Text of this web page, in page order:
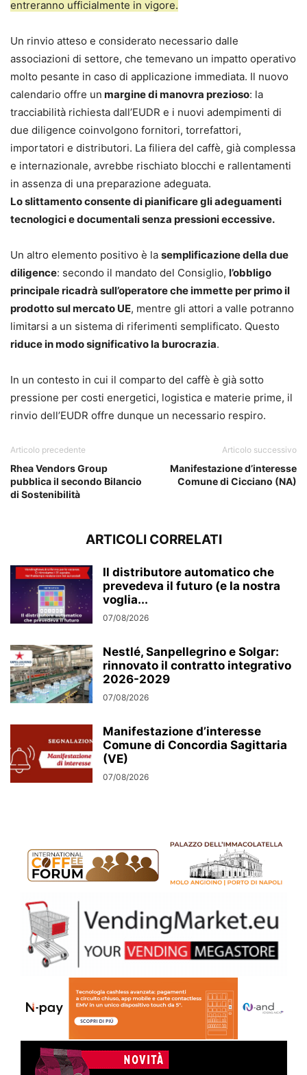
entreranno ufficialmente in vigore.
Un rinvio atteso e considerato necessario dalle
associazioni di settore, che temevano un impatto operativo
molto pesante in caso di applicazione immediata. Il nuovo
calendario offre un margine di manovra prezioso: la
tracciabilità richiesta dall’EUDR e i nuovi adempimenti di
due diligence coinvolgono fornitori, torrefattori,
importatori e distributori. La filiera del caffè, già complessa
e internazionale, avrebbe rischiato blocchi e rallentamenti
in assenza di una preparazione adeguata.
Lo slittamento consente di pianificare gli adeguamenti
tecnologici e documentali senza pressioni eccessive.
Un altro elemento positivo è la semplificazione della due
diligence: secondo il mandato del Consiglio, l’obbligo
principale ricadrà sull’operatore che immette per primo il
prodotto sul mercato UE, mentre gli attori a valle potranno
limitarsi a un sistema di riferimenti semplificato. Questo
riduce in modo significativo la burocrazia.
In un contesto in cui il comparto del caffè è già sotto
pressione per costi energetici, logistica e materie prime, il
rinvio dell’EUDR offre dunque un necessario respiro.
Articolo precedente
Rhea Vendors Group
pubblica il secondo Bilancio
di Sostenibilità
Articolo successivo
Manifestazione d’interesse
Comune di Cicciano (NA)
ARTICOLI CORRELATI
Il distributore automatico che
prevedeva il futuro (e la nostra
voglia...
07/08/2026
Nestlé, Sanpellegrino e Solgar:
rinnovato il contratto integrativo
2026-2029
07/08/2026
Manifestazione d’interesse
Comune di Concordia Sagittaria
(VE)
07/08/2026